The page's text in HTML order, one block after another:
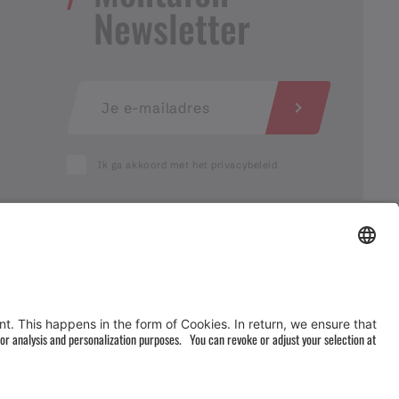
Newsletter
Ik ga akkoord met het privacybeleid